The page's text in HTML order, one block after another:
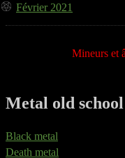
Février 2021
Mineurs et
Metal old school
Black metal
Death metal